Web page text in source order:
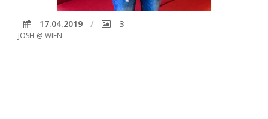
17.04.2019 3
JOSH @ WIEN